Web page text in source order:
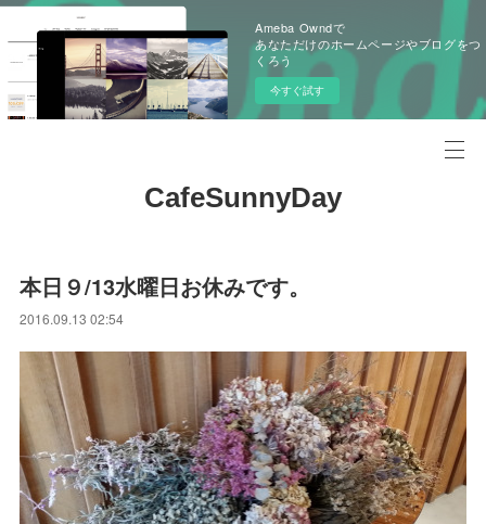
Ameba Owndで
あなただけのホームページやブログをつ
くろう
今すぐ試す
CafeSunnyDay
本日９/13水曜日お休みです。
2016.09.13 02:54